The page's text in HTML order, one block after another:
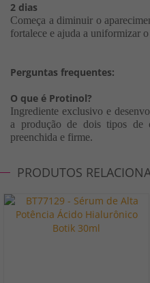
2 dias
Começa a diminuir o
fortalece e ajuda a uniformizar
Perguntas frequentes:
O que é Protinol?
Ingrediente exclusivo e
a produção de dois tipos de
preenchida e firme.
PRODUTOS